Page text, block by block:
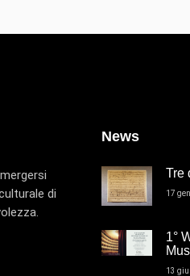
di
News
Tre
17
1°
13 giu